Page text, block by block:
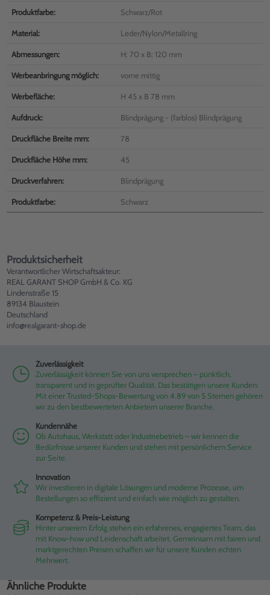
Produktfarbe: Schwarz/Rot
Material: Leder/Nylon/Metallring
Abmessungen: H: 70 x B: 120 mm
Werbeanbringung möglich: vorne mittig
Werbefläche: H 45 x B 78 mm
Aufdruck: Blindprägung - (farblos) Blindprägung
Druckfläche Breite mm: 78
Druckfläche Höhe mm: 45
Druckverfahren: Blindprägung
Produktfarbe: Schwarz
Produktsicherheit
Verantwortlicher Wirtschaftsakteur:
REAL GARANT SHOP GmbH & Co. KG
Lindenstraße 15
89134 Blaustein
Deutschland
info@realgarant-shop.de
Zuverlässigkeit
Zuverlässigkeit können Sie von uns versprechen – pünktlich,
transparent und in geprüfter Qualität. Das bestätigen unsere Kunden:
Mit einer Trusted-Shops-Bewertung von 4.89 von 5 Sternen gehören
wir zu den bestbewerteten Anbietern unserer Branche.
Kundennähe
Ob Autohaus, Werkstatt oder Industriebetrieb – wir kennen die
Bedürfnisse unserer Kunden und stehen mit persönlichem Service
zur Seite.
Innovation
Wir investieren in digitale Lösungen und moderne Prozesse, um
Bestellungen so effizient und einfach wie möglich zu gestalten.
Kompetenz & Preis-Leistung
Hinter unserem Erfolg stehen ein erfahrenes, engagiertes Team, das
mit Know-how und Leidenschaft arbeitet. Gemeinsam mit fairen und
marktgerechten Preisen schaffen wir für unsere Kunden echten
Mehrwert.
Ähnliche Produkte